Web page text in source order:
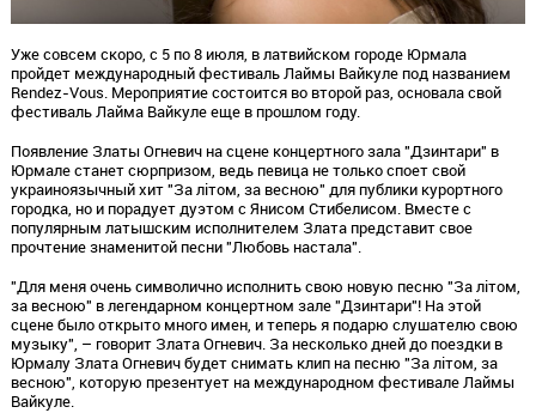
Уже совсем скоро, с 5 по 8 июля, в латвийском городе Юрмала
пройдет международный фестиваль Лаймы Вайкуле под названием
Rendez-Vous. Мероприятие состоится во второй раз, основала свой
фестиваль Лайма Вайкуле еще в прошлом году.
Появление Златы Огневич на сцене концертного зала "Дзинтари" в
Юрмале станет сюрпризом, ведь певица не только споет свой
украиноязычный хит "За літом, за весною" для публики курортного
городка, но и порадует дуэтом с Янисом Стибелисом. Вместе с
популярным латышским исполнителем Злата представит свое
прочтение знаменитой песни "Любовь настала".
"Для меня очень символично исполнить свою новую песню "За літом,
за весною" в легендарном концертном зале "Дзинтари"! На этой
сцене было открыто много имен, и теперь я подарю слушателю свою
музыку", – говорит Злата Огневич. За несколько дней до поездки в
Юрмалу Злата Огневич будет снимать клип на песню "За літом, за
весною", которую презентует на международном фестивале Лаймы
Вайкуле.